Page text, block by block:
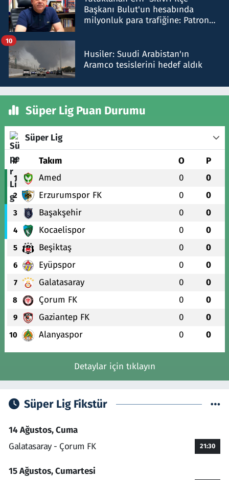
Başkanı Bulut'un hesabında
milyonluk para trafiğine: Patron
Husiler: Suudi Arabistan'ın
Aramco tesislerini hedef aldık
10
Süper Lig Puan Durumu
Süper Lig
# Takım O P
1 Amed 0 0
2 Erzurumspor FK 0 0
3 Başakşehir 0 0
4 Kocaelispor 0 0
5 Beşiktaş 0 0
6 Eyüpspor 0 0
7 Galatasaray 0 0
8 Çorum FK 0 0
9 Gaziantep FK 0 0
10 Alanyaspor 0 0
Detaylar için tıklayın
Süper Lig Fikstür
14 Ağustos, Cuma
Galatasaray - Çorum FK
21:30
15 Ağustos, Cumartesi